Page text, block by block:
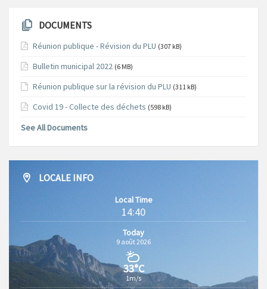
DOCUMENTS
Réunion publique - Révision du PLU (307 kB)
Bulletin municipal 2022 (6 MB)
Réunion publique sur la révision du PLU (311 kB)
Covid 19 - Collecte des déchets (598 kB)
See All Documents
LOCALE INFO
Local Time
14:40
Today
9 août 2026
33°C
1m/s